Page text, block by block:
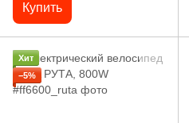
Купить
Хит
−5%